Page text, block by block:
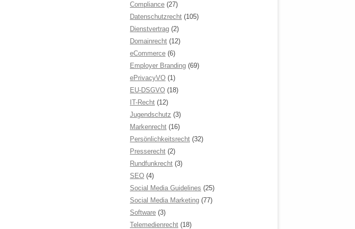
Compliance (27)
Datenschutzrecht (105)
Dienstvertrag (2)
Domainrecht (12)
eCommerce (6)
Employer Branding (69)
ePrivacyVO (1)
EU-DSGVO (18)
IT-Recht (12)
Jugendschutz (3)
Markenrecht (16)
Persönlichkeitsrecht (32)
Presserecht (2)
Rundfunkrecht (3)
SEO (4)
Social Media Guidelines (25)
Social Media Marketing (77)
Software (3)
Telemedienrecht (18)